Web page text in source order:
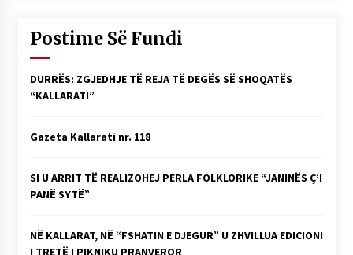
Gazeta Kallarati nr. 116
28/01/2026
Mbi kockat e martirëve ngrihet Atdheu
Gazeta Kallarati nr. 115
Faksimilet e një 83 vjetori lufte: Çfarë shkruan
04/10/2025
Postime Së Fundi
DURRËS: ZGJEDHJE TË REJA TË DEGËS SË SHOQATËS
“KALLARATI”
Gazeta Kallarati nr. 118
SI U ARRIT TË REALIZOHEJ PERLA FOLKLORIKE “JANINËS Ç’I
PANË SYTË”
NË KALLARAT, NË “FSHATIN E DJEGUR” U ZHVILLUA EDICIONI
I TRETË I PIKNIKU PRANVEROR